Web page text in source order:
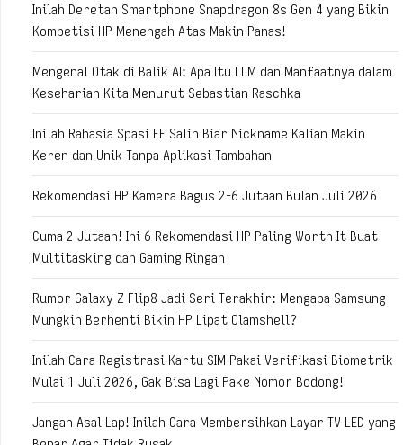
Inilah Deretan Smartphone Snapdragon 8s Gen 4 yang Bikin
Kompetisi HP Menengah Atas Makin Panas!
Mengenal Otak di Balik AI: Apa Itu LLM dan Manfaatnya dalam
Keseharian Kita Menurut Sebastian Raschka
Inilah Rahasia Spasi FF Salin Biar Nickname Kalian Makin
Keren dan Unik Tanpa Aplikasi Tambahan
Rekomendasi HP Kamera Bagus 2-6 Jutaan Bulan Juli 2026
Cuma 2 Jutaan! Ini 6 Rekomendasi HP Paling Worth It Buat
Multitasking dan Gaming Ringan
Rumor Galaxy Z Flip8 Jadi Seri Terakhir: Mengapa Samsung
Mungkin Berhenti Bikin HP Lipat Clamshell?
Inilah Cara Registrasi Kartu SIM Pakai Verifikasi Biometrik
Mulai 1 Juli 2026, Gak Bisa Lagi Pake Nomor Bodong!
Jangan Asal Lap! Inilah Cara Membersihkan Layar TV LED yang